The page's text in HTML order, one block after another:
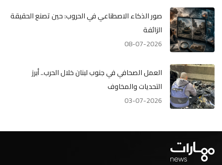
صور الذكاء الاصطناعي في الحروب: حين تصنع الحقيقة
الزائفة
08-07-2026
العمل الصحافي في جنوب لبنان خلال الحرب.. أبرز
التحديات والمخاوف
03-07-2026